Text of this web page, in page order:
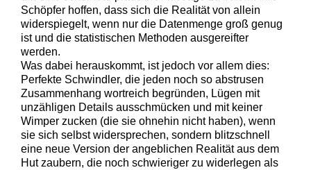
Schöpfer hoffen, dass sich die Realität von allein
widerspiegelt, wenn nur die Datenmenge groß genug
ist und die statistischen Methoden ausgereifter
werden.
Was dabei herauskommt, ist jedoch vor allem dies:
Perfekte Schwindler, die jeden noch so abstrusen
Zusammenhang wortreich begründen, Lügen mit
unzähligen Details ausschmücken und mit keiner
Wimper zucken (die sie ohnehin nicht haben), wenn
sie sich selbst widersprechen, sondern blitzschnell
eine neue Version der angeblichen Realität aus dem
Hut zaubern, die noch schwieriger zu widerlegen als